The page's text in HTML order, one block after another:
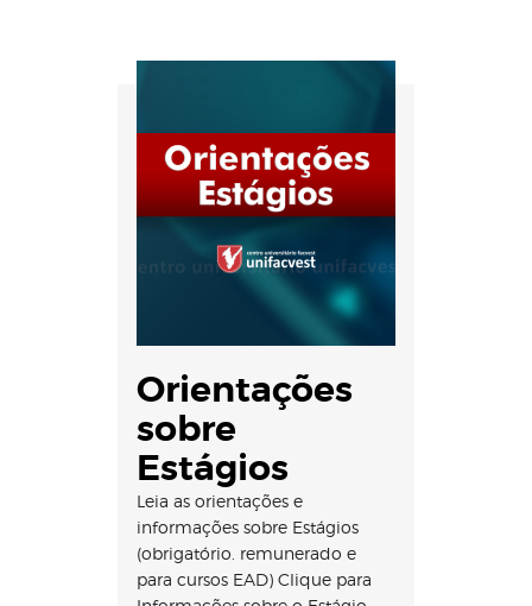
Orientações
sobre
Estágios
Leia as orientações e
informações sobre Estágios
(obrigatório. remunerado e
para cursos EAD) Clique para